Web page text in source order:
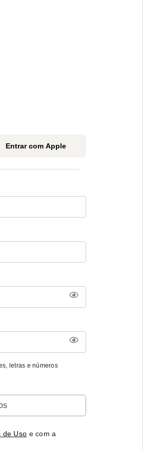
Entrar com Apple
letras e números
de Uso e com a